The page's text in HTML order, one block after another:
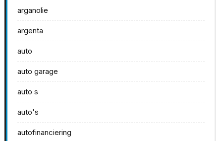
arganolie
argenta
auto
auto garage
auto s
auto's
autofinanciering